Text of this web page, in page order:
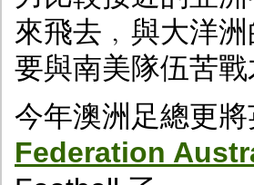
來飛去﹐與大洋
要與南美隊伍苦戰
今年澳洲足總更
Federation